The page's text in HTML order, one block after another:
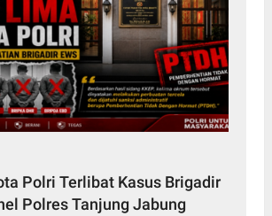
Polri Terlibat Kasus Brigadir
Polres Tanjung Jabung